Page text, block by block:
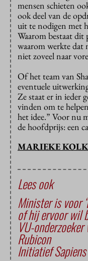
mensen schieten
ook deel van de
uit te nodigen met
Waarom bestaat dit
waarom werkte dat
niet zoveel naar
Of het team van
eventuele
Ze staat er in ieder
vinden om te
het idee.” Voor nu
de hoofdprijs: een
MARIEKE
Lees ook
Minister is voor
of hij ervoor wil
VU-
Rubicon
Initiatief